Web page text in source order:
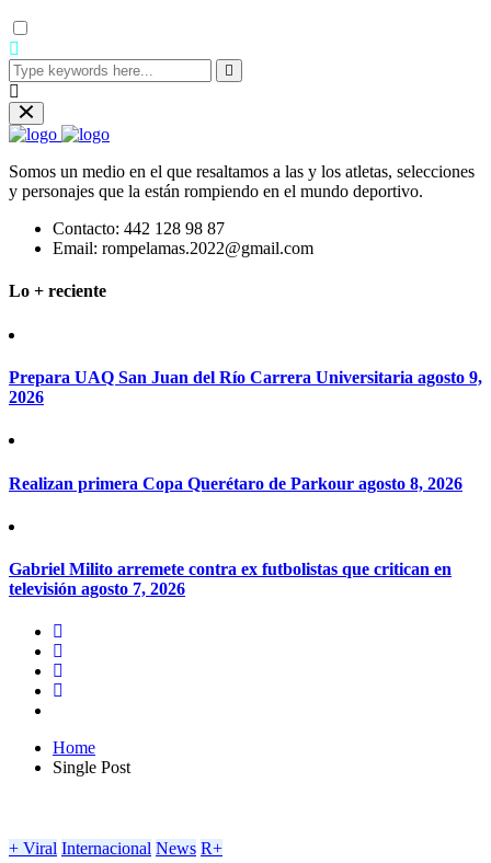
Somos un medio en el que resaltamos a las y los atletas, selecciones
y personajes que la están rompiendo en el mundo deportivo.
Contacto: 442 128 98 87
Email: rompelamas.2022@gmail.com
Lo + reciente
Prepara UAQ San Juan del Río Carrera Universitaria agosto 9,
2026
Realizan primera Copa Querétaro de Parkour agosto 8, 2026
Gabriel Milito arremete contra ex futbolistas que critican en
televisión agosto 7, 2026
Home
Single Post
+ Viral Internacional News R+